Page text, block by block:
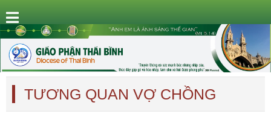
TƯƠNG QUAN VỢ CHỒNG